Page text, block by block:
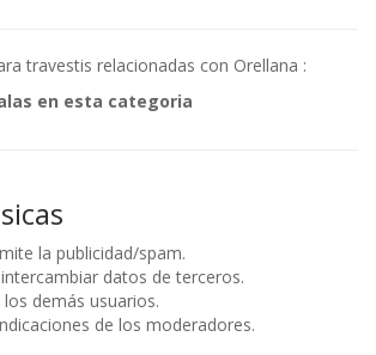
travestis relacionadas con Orellana :
en esta categoria
la publicidad/spam.
datos de terceros.
los demás usuarios.
de los moderadores.